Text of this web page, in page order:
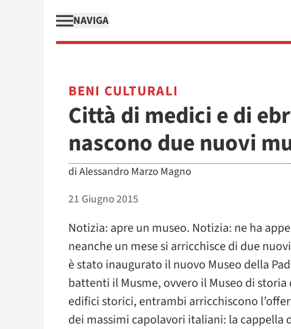
NAVIGA
BENI CULTURALI
Città di medici e di
nascono due nuovi
di Alessandro Marzo Magno
21 Giugno 2015
Notizia: apre un museo. Notizia: ne ha
neanche un mese si arricchisce di due
è stato inaugurato il nuovo Museo della
battenti il Musme, ovvero il Museo di
edifici storici, entrambi arricchiscono
dei massimi capolavori italiani: la cappella